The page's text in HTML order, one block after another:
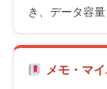
き、データ容
メモ・マ